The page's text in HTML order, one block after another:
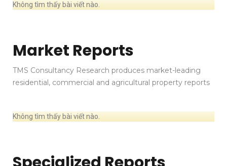
Không tìm thấy bài viết nào.
Market Reports
TMS Consultancy Research produces market-leading
residential, commercial and agricultural property reports
Không tìm thấy bài viết nào.